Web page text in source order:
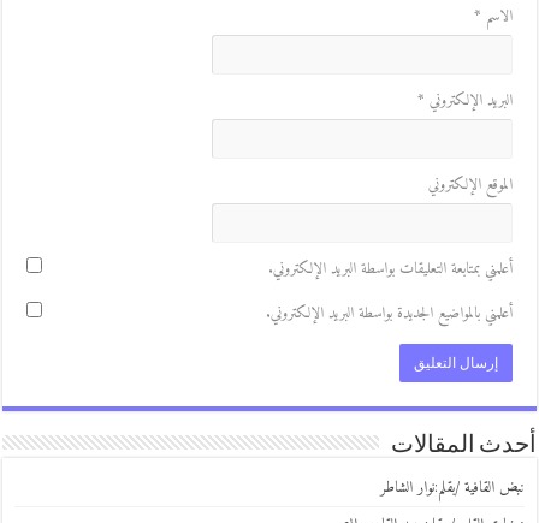
*
الإلكتروني*
الإلكتروني
بمتابعة التعليقات بواسطة البريد الإلكتروني.
بالمواضيع الجديدة بواسطة البريد الإلكتروني.
المقالات
القافية /بقلم:نوار الشاطر